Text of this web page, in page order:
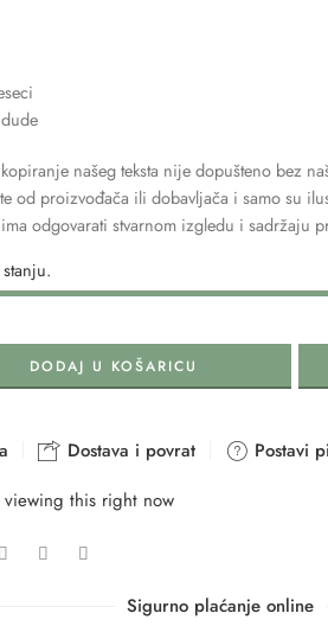
našeg teksta nije dopušteno bez
od proizvođača ili dobavljača i samo su
odgovarati stvarnom izgledu i sadržaju
DODAJ U KOŠARICU
Dostava i povrat
Postavi
viewing this right now
Sigurno plaćanje online